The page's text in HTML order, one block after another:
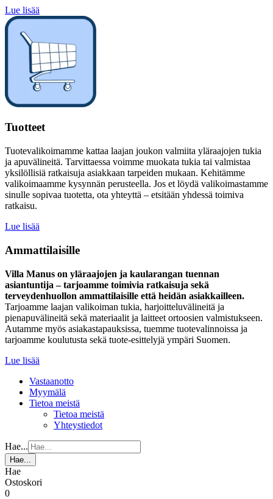
Lue lisää
Tuotteet
Tuotevalikoimamme kattaa laajan joukon valmiita yläraajojen tukia
ja apuvälineitä. Tarvittaessa voimme muokata tukia tai valmistaa
yksilöllisiä ratkaisuja asiakkaan tarpeiden mukaan. Kehitämme
valikoimaamme kysynnän perusteella. Jos et löydä valikoimastamme
sinulle sopivaa tuotetta, ota yhteyttä – etsitään yhdessä toimiva
ratkaisu.
Lue lisää
Ammattilaisille
Villa Manus on yläraajojen ja kaularangan tuennan
asiantuntija – tarjoamme toimivia ratkaisuja sekä
terveydenhuollon ammattilaisille että heidän asiakkailleen.
Tarjoamme laajan valikoiman tukia, harjoitteluvälineitä ja
pienapuvälineitä sekä materiaalit ja laitteet ortoosien valmistukseen.
Autamme myös asiakastapauksissa, tuemme tuotevalinnoissa ja
tarjoamme koulutusta sekä tuote-esittelyjä ympäri Suomen.
Lue lisää
Vastaanotto
Myymälä
Tietoa meistä
Tietoa meistä
Yhteystiedot
Hae...
Hae...
Hae
Ostoskori
0